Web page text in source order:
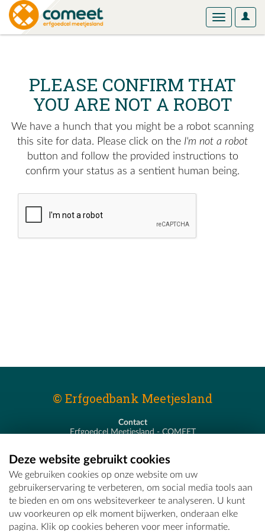
User
Toggle
PLEASE CONFIRM THAT
YOU ARE NOT A ROBOT
We have a hunch that you might be a robot scanning
this site for data. Please click on the I'm not a robot
button and follow the provided instructions to
confirm your status as a sentient human being.
© Erfgoedbank Meetjesland
Contact
Erfgoedcel Meetjesland - COMEET
T - 09 373 75 96
E -erfgoedcel@comeet.be
Deze website gebruikt cookies
We gebruiken cookies op onze website om uw
gebruikerservaring te verbeteren, om social media tools aan
te bieden en om ons websiteverkeer te analyseren. U kunt
uw voorkeuren op elk moment bijwerken, onderaan elke
pagina. Klik op cookies beheren voor meer informatie.